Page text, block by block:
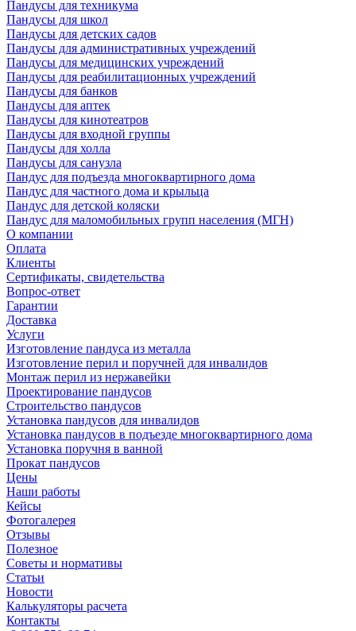
Пандусы для техникума
Пандусы для школ
Пандусы для детских садов
Пандусы для административных учреждений
Пандусы для медицинских учреждений
Пандусы для реабилитационных учреждений
Пандусы для банков
Пандусы для аптек
Пандусы для кинотеатров
Пандусы для входной группы
Пандусы для холла
Пандусы для санузла
Пандус для подъезда многоквартирного дома
Пандус для частного дома и крыльца
Пандус для детской коляски
Пандус для маломобильных групп населения (МГН)
О компании
Оплата
Клиенты
Сертификаты, свидетельства
Вопрос-ответ
Гарантии
Доставка
Услуги
Изготовление пандуса из металла
Изготовление перил и поручней для инвалидов
Монтаж перил из нержавейки
Проектирование пандусов
Строительство пандусов
Установка пандусов для инвалидов
Установка пандусов в подъезде многоквартирного дома
Установка поручня в ванной
Прокат пандусов
Цены
Наши работы
Кейсы
Фотогалерея
Отзывы
Полезное
Советы и нормативы
Статьи
Новости
Калькуляторы расчета
Контакты